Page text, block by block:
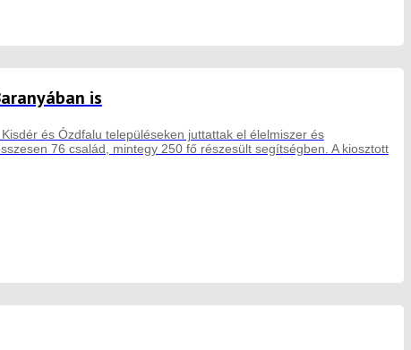
is
és Ózdfalu településeken juttattak el élelmiszer és
76 család, mintegy 250 fő részesült segítségben. A kiosztott